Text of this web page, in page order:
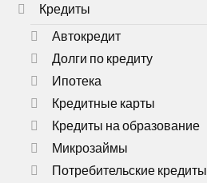
Кредиты
Автокредит
Долги по кредиту
Ипотека
Кредитные карты
Кредиты на образование
Микрозаймы
Потребительские кредиты